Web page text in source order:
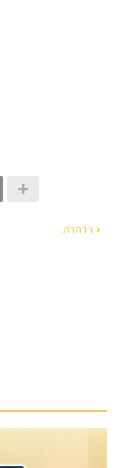
เก่ากว่า